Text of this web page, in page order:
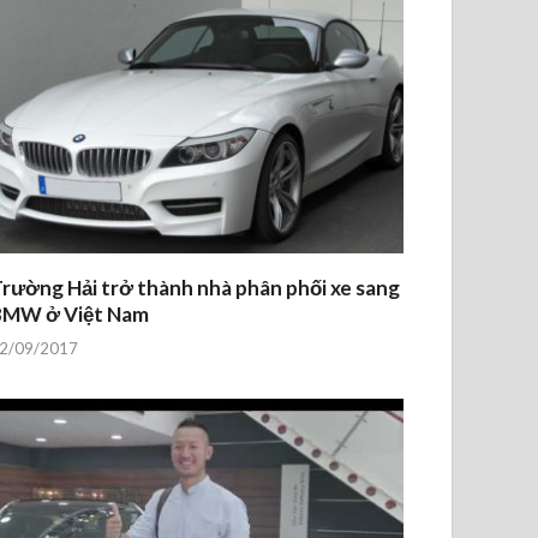
Hải trở thành nhà phân phối xe sang
ở Việt Nam
09/2017